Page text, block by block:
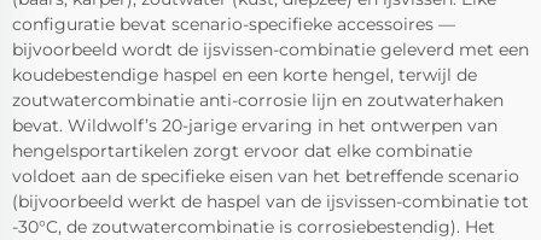
configuratie bevat scenario-specifieke accessoires —
bijvoorbeeld wordt de ijsvissen-combinatie geleverd met een
koudebestendige haspel en een korte hengel, terwijl de
zoutwatercombinatie anti-corrosie lijn en zoutwaterhaken
bevat. Wildwolf’s 20-jarige ervaring in het ontwerpen van
hengelsportartikelen zorgt ervoor dat elke combinatie
voldoet aan de specifieke eisen van het betreffende scenario
(bijvoorbeeld werkt de haspel van de ijsvissen-combinatie tot
-30°C, de zoutwatercombinatie is corrosiebestendig). Het